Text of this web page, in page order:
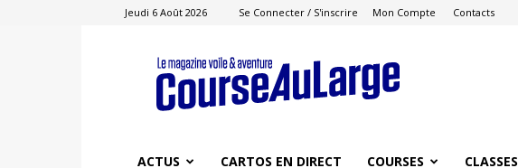
Jeudi 6 Août 2026 Se Connecter / S'inscrire Mon Compte Contacts
Course
au
Large
ACTUS CARTOS EN DIRECT COURSES CLASSES